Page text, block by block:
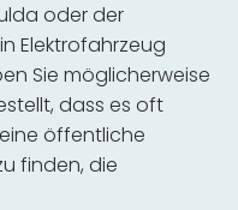
oder der
Elektrofahrzeug
Sie möglicherweise
dass es oft
öffentliche
finden, die